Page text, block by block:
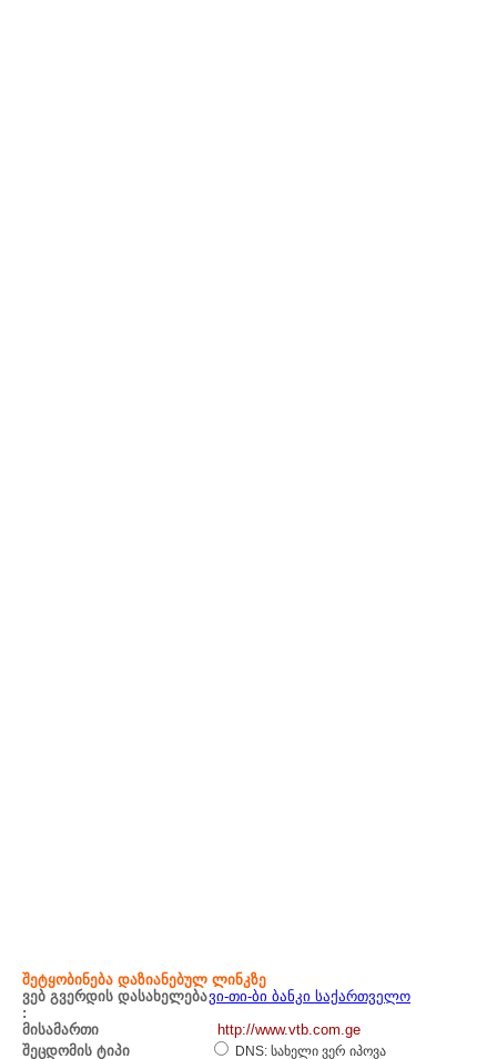
შეტყობინება დაზიანებულ ლინკზე
ვებ გვერდის დასახელება
:
ვი-თი-ბი ბანკი საქართველო
მისამართი
http://www.vtb.com.ge
შეცდომის ტიპი
DNS: სახელი ვერ იპოვა